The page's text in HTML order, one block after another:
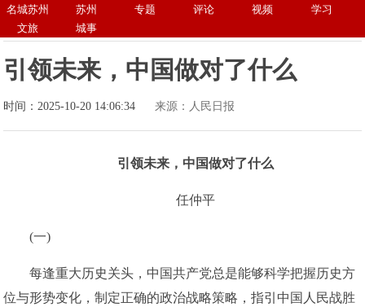
名城苏州 苏州 专题 评论 视频
学习
文旅
城事
引领未来，中国做对了什么
时间：2025-10-20 14:06:34 来源：人民日报
引领未来，中国做对了什么
任仲平
(一)
每逢重大历史关头，中国共产党总是能够科学把握历史方
位与形势变化，制定正确的政治战略策略，指引中国人民战胜